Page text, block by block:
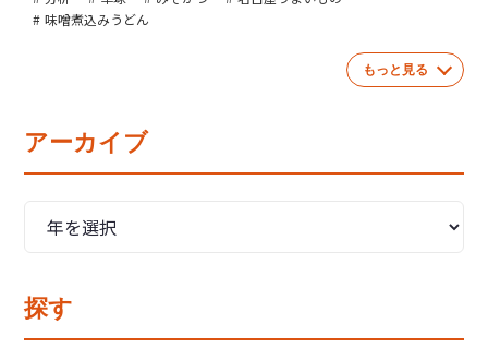
味噌煮込みうどん
もっと見る
アーカイブ
探す